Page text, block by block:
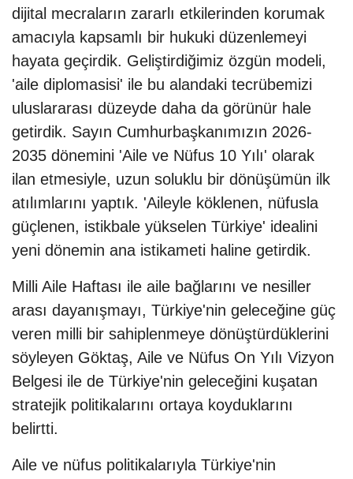
dijital mecraların zararlı etkilerinden korumak
amacıyla kapsamlı bir hukuki düzenlemeyi
hayata geçirdik. Geliştirdiğimiz özgün modeli,
'aile diplomasisi' ile bu alandaki tecrübemizi
uluslararası düzeyde daha da görünür hale
getirdik. Sayın Cumhurbaşkanımızın 2026-
2035 dönemini 'Aile ve Nüfus 10 Yılı' olarak
ilan etmesiyle, uzun soluklu bir dönüşümün ilk
atılımlarını yaptık. 'Aileyle köklenen, nüfusla
güçlenen, istikbale yükselen Türkiye' idealini
yeni dönemin ana istikameti haline getirdik.
Milli Aile Haftası ile aile bağlarını ve nesiller
arası dayanışmayı, Türkiye'nin geleceğine güç
veren milli bir sahiplenmeye dönüştürdüklerini
söyleyen Göktaş, Aile ve Nüfus On Yılı Vizyon
Belgesi ile de Türkiye'nin geleceğini kuşatan
stratejik politikalarını ortaya koyduklarını
belirtti.
Aile ve nüfus politikalarıyla Türkiye'nin